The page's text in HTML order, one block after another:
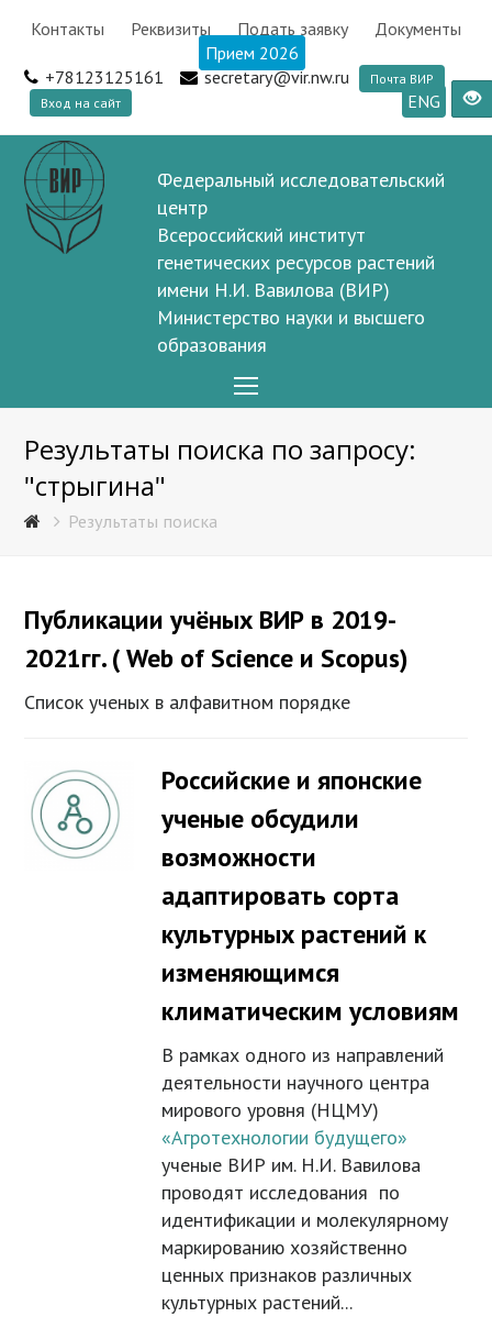
Контакты Реквизиты Подать заявку
Документы
Прием 2026
+78123125161
secretary@vir.nw.ru
Почта ВИР
Вход на сайт
ENG
Федеральный исследовательский
центр
Всероссийский институт
генетических ресурсов растений
имени Н.И. Вавилова (ВИР)
Министерство науки и высшего
образования
Menu
Результаты поиска по запросу:
"стрыгина"
Результаты поиска
Публикации учёных ВИР в 2019-
2021гг. ( Web of Science и Scopus)
Список ученых в алфавитном порядке
Российские и японские
ученые обсудили
возможности
адаптировать сорта
культурных растений к
изменяющимся
климатическим условиям
В рамках одного из направлений
деятельности научного центра
мирового уровня (НЦМУ)
«Агротехнологии будущего»
ученые ВИР им. Н.И. Вавилова
проводят исследования по
идентификации и молекулярному
маркированию хозяйственно
ценных признаков различных
культурных растений...